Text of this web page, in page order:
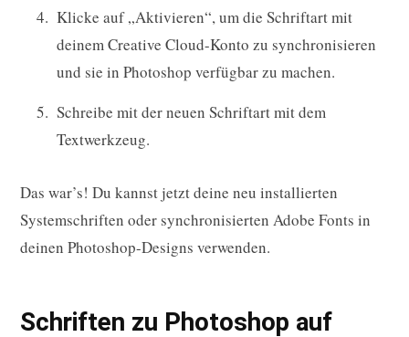
Klicke auf „Aktivieren“, um die Schriftart mit
deinem Creative Cloud-Konto zu synchronisieren
und sie in Photoshop verfügbar zu machen.
Schreibe mit der neuen Schriftart mit dem
Textwerkzeug.
Das war’s! Du kannst jetzt deine neu installierten
Systemschriften oder synchronisierten Adobe Fonts in
deinen Photoshop-Designs verwenden.
Schriften zu Photoshop auf